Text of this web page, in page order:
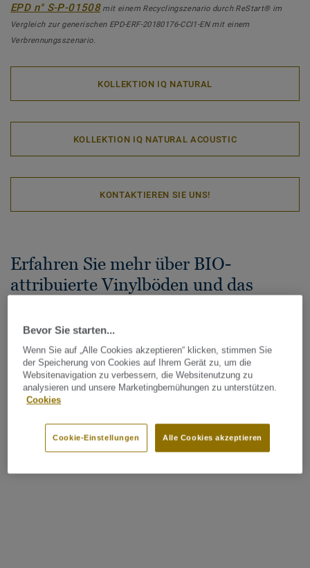
EPD n° S-P-01508mit einem Recyclingszenario durch ReStart® im
Vergleich zur generischen EPD-ERF-20180176-CCI1-EN mit einem
Verbrennungsszenario.
KOLLEKTION IQ NATURAL
KOLLEKTION IQ NATURAL ACOUSTIC
KONTAKTIEREN SIE UNS!
Erfahren Sie mehr über BIO-
attribuierte Vinylböden und das
Bevor Sie starten...
Wenn Sie auf „Alle Cookies akzeptieren“ klicken, stimmen Sie
der Speicherung von Cookies auf Ihrem Gerät zu, um die
Websitenavigation zu verbessern, die Websitenutzung zu
analysieren und unsere Marketingbemühungen zu unterstützen.
Cookies
Alle Cookies akzeptieren
Cookie-Einstellungen